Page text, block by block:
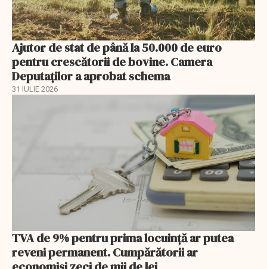
Ajutor de stat de până la 50.000 de euro
pentru crescătorii de bovine. Camera
Deputaților a aprobat schema
31 IULIE 2026
TVA de 9% pentru prima locuință ar putea
reveni permanent. Cumpărătorii ar